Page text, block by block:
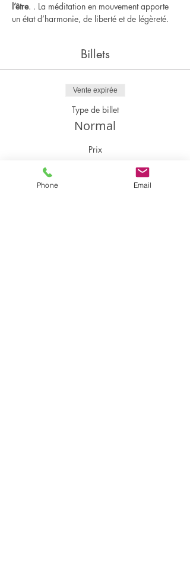
l’être. . La méditation en mouvement apporte
un état d’harmonie, de liberté et de légèreté.
Billets
Vente expirée
Type de billet
Normal
Prix
+ 2,50 € de frais de billetterie
Phone Email